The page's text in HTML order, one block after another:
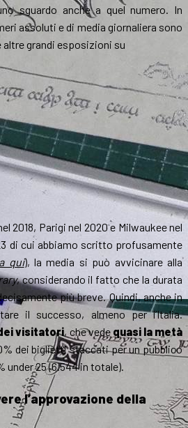
sguardo anche a quel numero. In
assoluti e di media giornaliera sono
grandi esposizioni su
2018, Parigi nel 2020 e Milwaukee nel
di cui abbiamo scritto profusamente
qui), la media si può avvicinare alla
, considerando il fatto che la durata
più breve. Quindi, anche in
il successo, almeno per l’Italia.
visitatori, che vede quasi la metà
dei biglietti staccati per un pubblico
under 25 (6.544 in totale).
l’approvazione della